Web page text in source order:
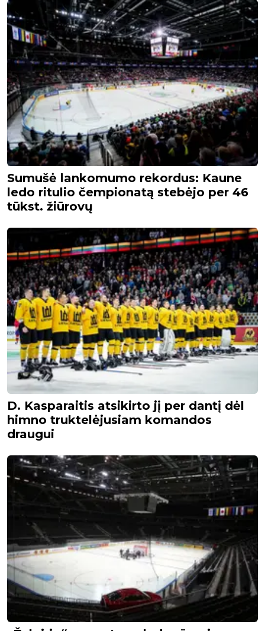
Sumušė lankomumo rekordus: Kaune
ledo ritulio čempionatą stebėjo per 46
tūkst. žiūrovų
D. Kasparaitis atsikirto jį per dantį dėl
himno truktelėjusiam komandos
draugui